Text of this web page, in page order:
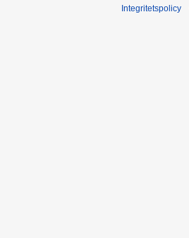
Integritetspolicy